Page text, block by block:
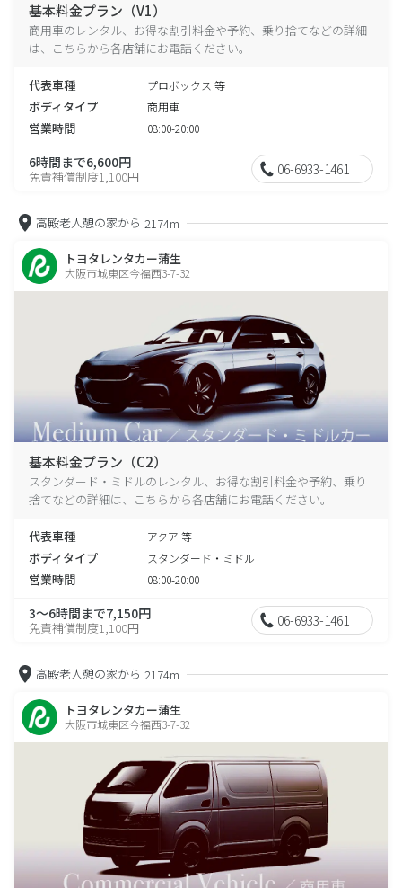
基本料金プラン（V1）
商用車のレンタル、お得な割引料金や予約、乗り捨てなどの詳細
は、こちらから各店舗にお電話ください。
代表車種 プロボックス 等
ボディタイプ 商用車
営業時間 08:00-20:00
6時間まで6,600円
免責補償制度1,100円 06-6933-1461
高殿老人憩の家から 2174m
トヨタレンタカー蒲生
大阪市城東区今福西3-7-32
基本料金プラン（C2）
スタンダード・ミドルのレンタル、お得な割引料金や予約、乗り
捨てなどの詳細は、こちらから各店舗にお電話ください。
代表車種 アクア 等
ボディタイプ スタンダード・ミドル
営業時間 08:00-20:00
3～6時間まで7,150円
免責補償制度1,100円 06-6933-1461
高殿老人憩の家から 2174m
トヨタレンタカー蒲生
大阪市城東区今福西3-7-32